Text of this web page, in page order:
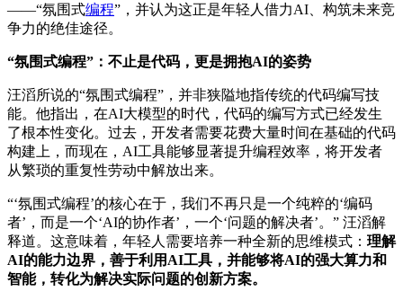
——“氛围式编程”，并认为这正是年轻人借力AI、构筑未来竞
争力的绝佳途径。
“氛围式编程”：不止是代码，更是拥抱AI的姿势
汪滔所说的“氛围式编程”，并非狭隘地指传统的代码编写技
能。他指出，在AI大模型的时代，代码的编写方式已经发生
了根本性变化。过去，开发者需要花费大量时间在基础的代码
构建上，而现在，AI工具能够显著提升编程效率，将开发者
从繁琐的重复性劳动中解放出来。
“‘氛围式编程’的核心在于，我们不再只是一个纯粹的‘编码
者’，而是一个‘AI的协作者’，一个‘问题的解决者’。” 汪滔解
释道。这意味着，年轻人需要培养一种全新的思维模式： 理解
AI的能力边界，善于利用AI工具，并能够将AI的强大算力和
智能，转化为解决实际问题的创新方案。